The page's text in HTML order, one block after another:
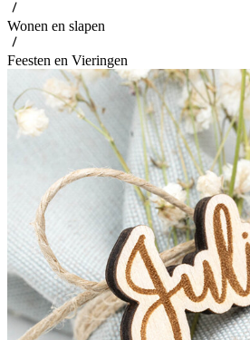
Wonen en slapen
Feesten en Vieringen